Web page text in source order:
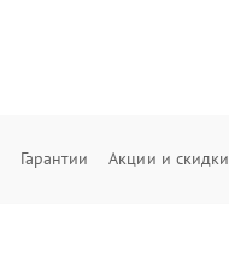
Гарантии Акции и скидки